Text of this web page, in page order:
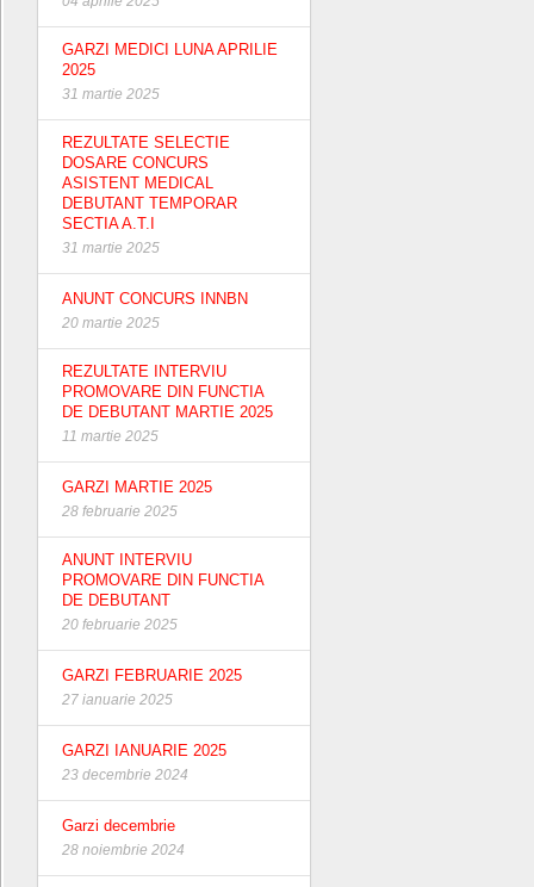
GARZI MEDICI LUNA APRILIE
2025
31 martie 2025
REZULTATE SELECTIE
DOSARE CONCURS
ASISTENT MEDICAL
DEBUTANT TEMPORAR
SECTIA A.T.I
31 martie 2025
ANUNT CONCURS INNBN
20 martie 2025
REZULTATE INTERVIU
PROMOVARE DIN FUNCTIA
DE DEBUTANT MARTIE 2025
11 martie 2025
GARZI MARTIE 2025
28 februarie 2025
ANUNT INTERVIU
PROMOVARE DIN FUNCTIA
DE DEBUTANT
20 februarie 2025
GARZI FEBRUARIE 2025
27 ianuarie 2025
GARZI IANUARIE 2025
23 decembrie 2024
Garzi decembrie
28 noiembrie 2024